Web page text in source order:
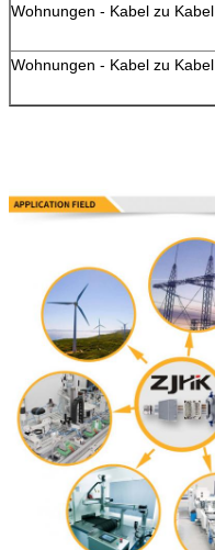
Wohnungen - Kabel zu Kabel
Wohnungen - Kabel zu Kabel